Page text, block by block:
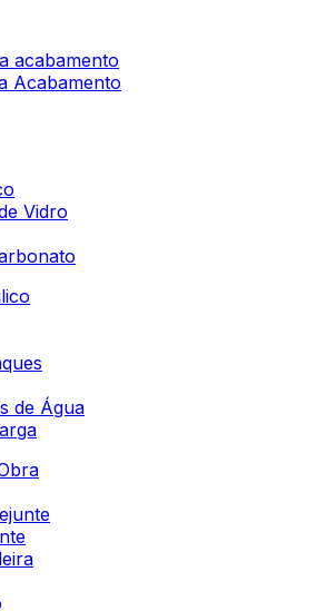
acabamento
Acabamento
Vidro
de Água